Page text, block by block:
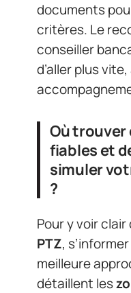
documents
critères. Le
conseiller
d’aller plus
Où
fiables et
simuler
?
Pour y voir
PTZ,
meilleure
détaillent les